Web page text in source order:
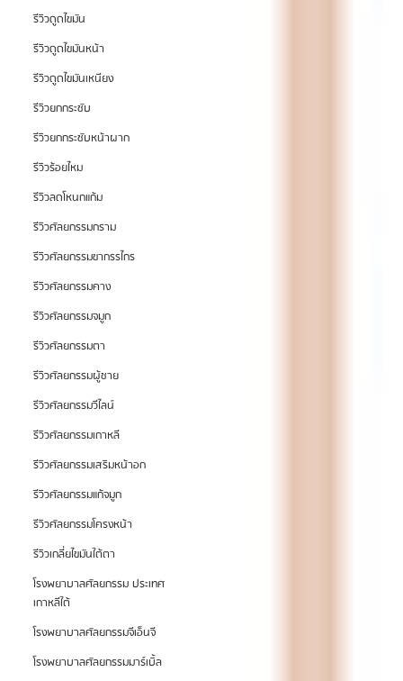
รีวิวดูดไขมัน
รีวิวดูดไขมันหน้า
รีวิวดูดไขมันเหนียง
รีวิวยกกระชับ
รีวิวยกกระชับหน้าผาก
รีวิวร้อยไหม
รีวิวลดโหนกแก้ม
รีวิวศัลยกรรมกราม
รีวิวศัลยกรรมขากรรไกร
รีวิวศัลยกรรมคาง
รีวิวศัลยกรรมจมูก
รีวิวศัลยกรรมตา
รีวิวศัลยกรรมผู้ชาย
รีวิวศัลยกรรมวีไลน์
รีวิวศัลยกรรมเกาหลี
รีวิวศัลยกรรมเสริมหน้าอก
รีวิวศัลยกรรมแก้จมูก
รีวิวศัลยกรรมโครงหน้า
รีวิวเกลี่ยไขมันใต้ตา
โรงพยาบาลศัลยกรรม ประเทศ
เกาหลีใต้
โรงพยาบาลศัลยกรรมจีเอ็นจี
โรงพยาบาลศัลยกรรมมาร์เบิ้ล